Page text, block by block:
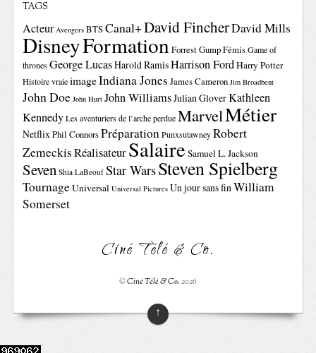
TAGS
Acteur Avengers BTSCanal+David FincherDavid Mills
DisneyFormationForrest GumpFémis Game of
thrones George LucasHarold RamisHarrison FordHarry Potter
Histoire vraie imageIndiana Jones James Cameron Jim Broadbent
John Doe John Hurt John WilliamsJulian GloverKathleen
Kennedy Les aventuriers de l’arche perdue MarvelMétier
NetflixPhil ConnorsPréparation Punxsutawney Robert
ZemeckisRéalisateurSalaire Samuel L. Jackson
Seven Shia LaBeouf Star WarsSteven Spielberg
TournageUniversal Universal Pictures Un jour sans finWilliam
Somerset
Ciné Télé & Co.
©Ciné Télé & Co.2026
↑